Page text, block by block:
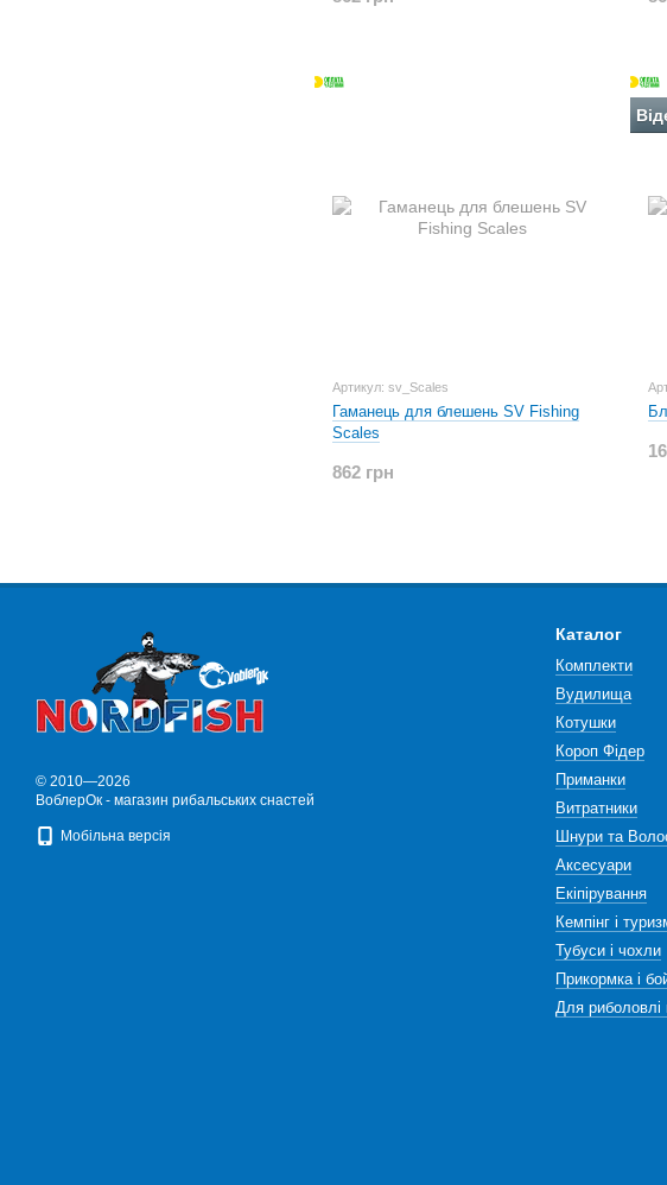
Артикул: sv_Scales
Гаманець для блешень SV Fishing
Scales
862 грн
© 2010—2026
ВоблерОк - магазин рибальських снастей
Мобільна версія
Каталог
Комплекти
Вудилища
Котушки
Короп Фідер
Приманки
Витратники
Шнури та
Аксесуари
Екіпірування
Кемпінг і
Тубуси і чохли
Прикормка і
Для риболовлі